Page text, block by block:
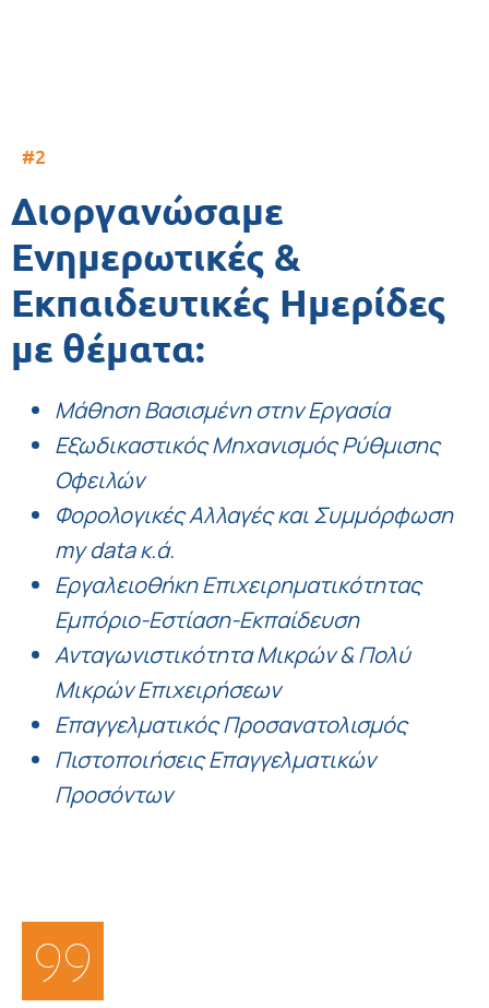
#2
Διοργανώσαμε
Ενημερωτικές &
Εκπαιδευτικές Ημερίδες
με θέματα:
Μάθηση Βασισμένη στην Εργασία
Εξωδικαστικός Μηχανισμός Ρύθμισης
Οφειλών
Φορολογικές Αλλαγές και Συμμόρφωση
my data κ.ά.
Εργαλειοθήκη Επιχειρηματικότητας
Εμπόριο-Εστίαση-Εκπαίδευση
Ανταγωνιστικότητα Μικρών & Πολύ
Μικρών Επιχειρήσεων
Επαγγελματικός Προσανατολισμός
Πιστοποιήσεις Επαγγελματικών
Προσόντων